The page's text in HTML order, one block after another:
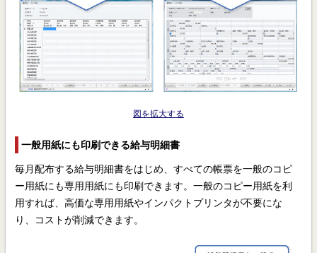
図を拡大する
一般用紙にも印刷できる給与明細書
毎月配布する給与明細書をはじめ、すべての帳票を一般のコピ
ー用紙にも専用用紙にも印刷できます。一般のコピー用紙を利
用すれば、高価な専用用紙やインパクトプリンタが不要にな
り、コストが削減できます。